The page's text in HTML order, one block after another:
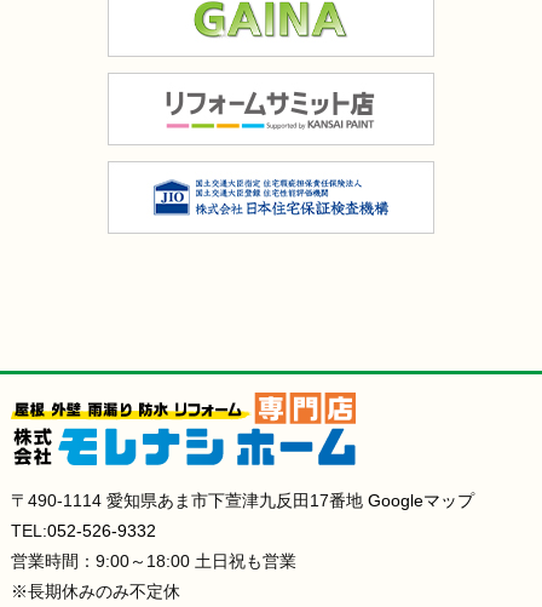
〒490-1114 愛知県あま市下萱津九反田17番地 Googleマップ
TEL:052-526-9332
営業時間：9:00～18:00 土日祝も営業
※長期休みのみ不定休